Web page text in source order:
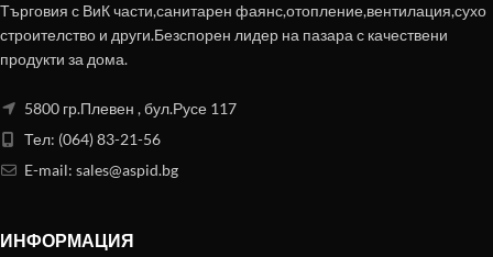
Търговия с ВиК части,санитарен фаянс,отопление,вентилация,сухо
строителство и други.Безспорен лидер на пазара с качествени
продукти за дома.
5800 гр.Плевен , бул.Русе 117
Тел: (064) 83-21-56
E-mail: sales@aspid.bg
ИНФОРМАЦИЯ